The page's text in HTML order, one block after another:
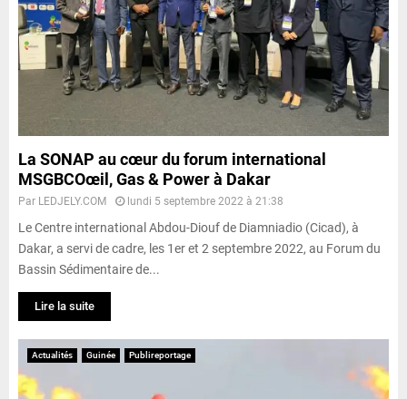
La SONAP au cœur du forum international
MSGBCOœil, Gas & Power à Dakar
Par LEDJELY.COM lundi 5 septembre 2022 à 21:38
Le Centre international Abdou-Diouf de Diamniadio (Cicad), à
Dakar, a servi de cadre, les 1er et 2 septembre 2022, au Forum du
Bassin Sédimentaire de...
Lire la suite
Actualités Guinée Publireportage